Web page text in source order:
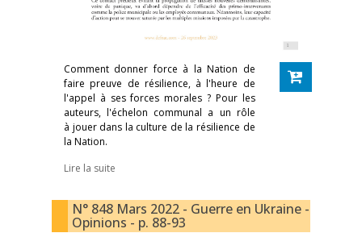
Comment donner force à la Nation de
faire preuve de résilience, à l'heure de
l'appel à ses forces morales ? Pour les
auteurs, l'échelon communal a un rôle
à jouer dans la culture de la résilience de
la Nation.
Lire la suite
N° 848 Mars 2022 - Guerre en Ukraine -
Opinions - p. 88-93